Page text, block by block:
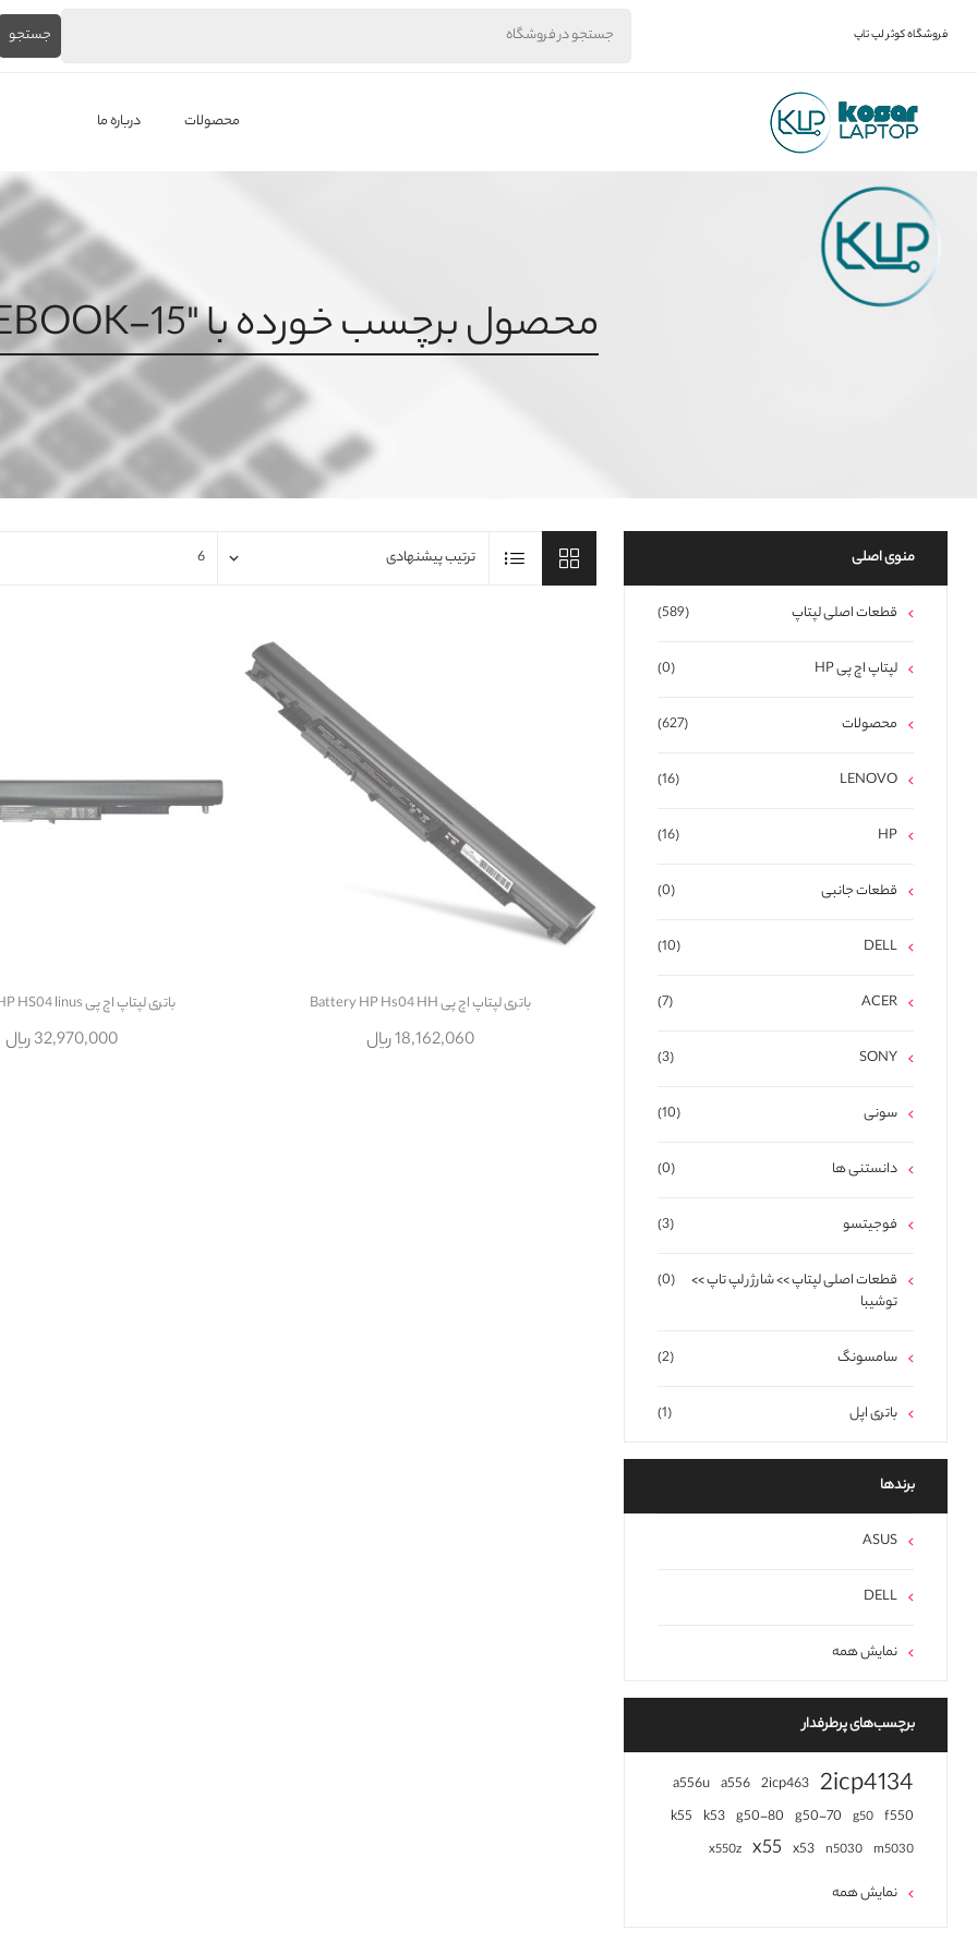
فروشگاه کوثر لپ تاپ جستجو
محصولات
باتری لپ تاپ
شارژر لپ تاپ
کیبورد لپ تاپ
ال ای دی لپ تاپ
فن لپتاپ
فلت لپتاپ
درباره ما
محصول برچسب خورده با "NOTEBOOK-15"
باتری لپتاپ اچ پی Battery HP Hs04 HH
18,162,060 ریال
باتری لپتاپ اچ پی Battery HP HS04 linus
32,970,000 ریال
منوی اصلی
(589) قطعات اصلی لپتاپ
(0) لپتاپ اچ پی HP
(627) محصولات
(16) LENOVO
(16) HP
(0) قطعات جانبی
(10) DELL
(7) ACER
(3) SONY
(10) سونی
(0) دانستنی ها
(3) فوجیتسو
(0)
قطعات اصلی لپتاپ >> شارژر لپ تاپ >>
توشیبا
(2) سامسونگ
(1) باتری اپل
برند‌ها
ASUS
DELL
نمایش همه
برچسب‌های پرطرفدار
2icp4134
2icp463
a556
a556u
f550
g50
g50-70
g50-80
k53
k55
m5030
n5030
x53
x55
x550z
نمایش همه